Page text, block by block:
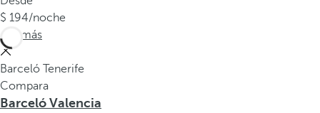
194/noche
Ver más
Barceló Tenerife
Compara
Barceló Valencia